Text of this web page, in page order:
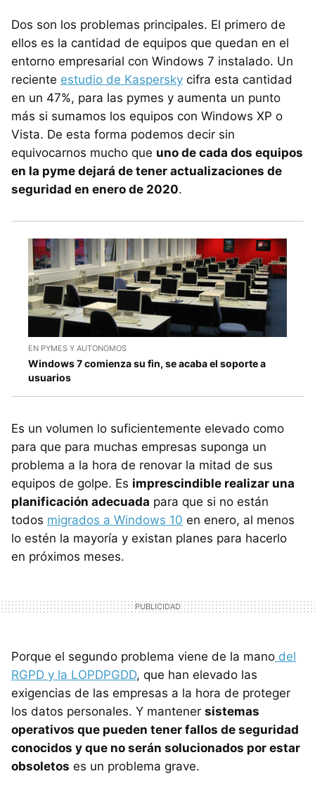
Dos son los problemas principales. El primero de
ellos es la cantidad de equipos que quedan en el
entorno empresarial con Windows 7 instalado. Un
reciente estudio de Kaspersky cifra esta cantidad
en un 47%, para las pymes y aumenta un punto
más si sumamos los equipos con Windows XP o
Vista. De esta forma podemos decir sin
equivocarnos mucho que uno de cada dos equipos
en la pyme dejará de tener actualizaciones de
seguridad en enero de 2020.
EN PYMES Y AUTONOMOS
Windows 7 comienza su fin, se acaba el soporte a
usuarios
Es un volumen lo suficientemente elevado como
para que para muchas empresas suponga un
problema a la hora de renovar la mitad de sus
equipos de golpe. Es imprescindible realizar una
planificación adecuada para que si no están
todos migrados a Windows 10 en enero, al menos
lo estén la mayoría y existan planes para hacerlo
en próximos meses.
Porque el segundo problema viene de la mano del
RGPD y la LOPDPGDD, que han elevado las
exigencias de las empresas a la hora de proteger
los datos personales. Y mantener sistemas
operativos que pueden tener fallos de seguridad
conocidos y que no serán solucionados por estar
obsoletos es un problema grave.